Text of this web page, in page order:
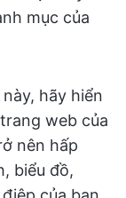
mục của
này, hãy hiển
web của
nên hấp
biểu đồ,